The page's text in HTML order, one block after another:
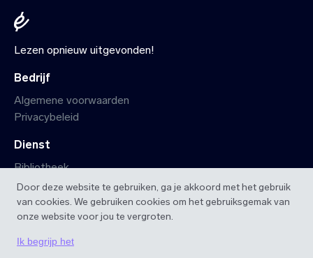
Door deze website te gebruiken, ga je akkoord met het gebruik
van cookies. We gebruiken cookies om het gebruiksgemak van
onze website voor jou te vergroten.
Ik begrijp het
Lezen opnieuw uitgevonden!
Bedrijf
Algemene voorwaarden
Privacybeleid
Dienst
Bibliotheek
Startpagina
iOS app
Android app